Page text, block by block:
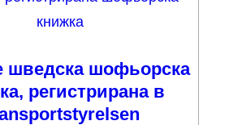
шведска шофьорска
регистрирана в